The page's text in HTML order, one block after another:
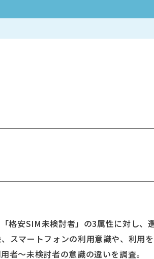
格安SIM未検討者」の3属性に対し、
スマートフォンの利用意識や、利用
者～未検討者の意識の違いを調査。